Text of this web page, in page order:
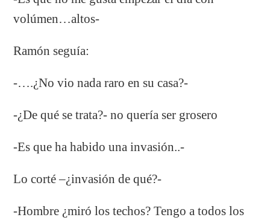
volúmen…altos-
Ramón seguía:
-….¿No vio nada raro en su casa?-
-¿De qué se trata?- no quería ser grosero
-Es que ha habido una invasión..-
Lo corté –¿invasión de qué?-
-Hombre ¿miró los techos? Tengo a todos los